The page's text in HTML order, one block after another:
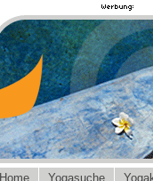
Home Yogasuche